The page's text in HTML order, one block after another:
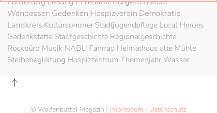
Wendessen Gedenken Hospizverein Demokratie
Landkreis KultursommerStadtjugendpflege Local Heroes
Gedenkstätte Stadtgeschichte Regionalgeschichte
Rockbüro Musik NABU Fahrrad Heimathaus alte Mühle
Sterbebegleitung Hospizzentrum Themenjahr Wasser
© Wolfenbüttel Magazin | Impressum | Datenschutz